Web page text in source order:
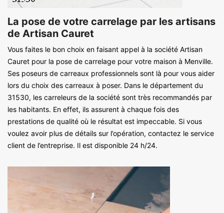
La pose de votre carrelage par les artisans
de Artisan Cauret
Vous faites le bon choix en faisant appel à la société Artisan
Cauret pour la pose de carrelage pour votre maison à Menville.
Ses poseurs de carreaux professionnels sont là pour vous aider
lors du choix des carreaux à poser. Dans le département du
31530, les carreleurs de la société sont très recommandés par
les habitants. En effet, ils assurent à chaque fois des
prestations de qualité où le résultat est impeccable. Si vous
voulez avoir plus de détails sur l’opération, contactez le service
client de l’entreprise. Il est disponible 24 h/24.